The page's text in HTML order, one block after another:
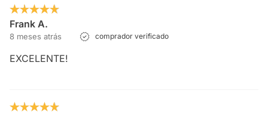
Frank A.
8 meses atrás comprador verificado
EXCELENTE!